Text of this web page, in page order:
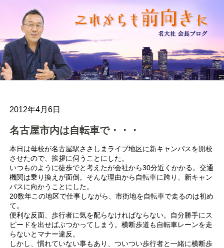
2012年4月6日
名古屋市内は自転車で・・・
本日は母校が名古屋駅ささしまライブ地区に新キャンパスを開校
させたので、挨拶に伺うことにした。
いつものように徒歩でと考えたが会社から30分近くかかる。交通
機関は乗り換えが面倒。そんな理由から自転車に跨り、新キャン
パスに向かうことにした。
20数年この地区で仕事しながら、市街地を自転車で走るのは初め
て。
便利な反面、歩行者に気を配らなければならない。自分勝手にス
ピードを出せばぶつかってしまう。横断歩道も自転車レーンを走
らないとマナー違反。
しかし、慣れていない事もあり、ついつい歩行者と一緒に横断歩